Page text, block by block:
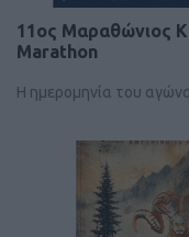
11ος Μαραθώνιος
Marathon
Η ημερομηνία του αγώνα